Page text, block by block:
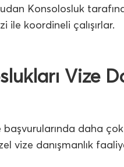
Konsolosluk
ile koordineli çalışırlar.
Vize
başvurularında daha
vize danışmanlık